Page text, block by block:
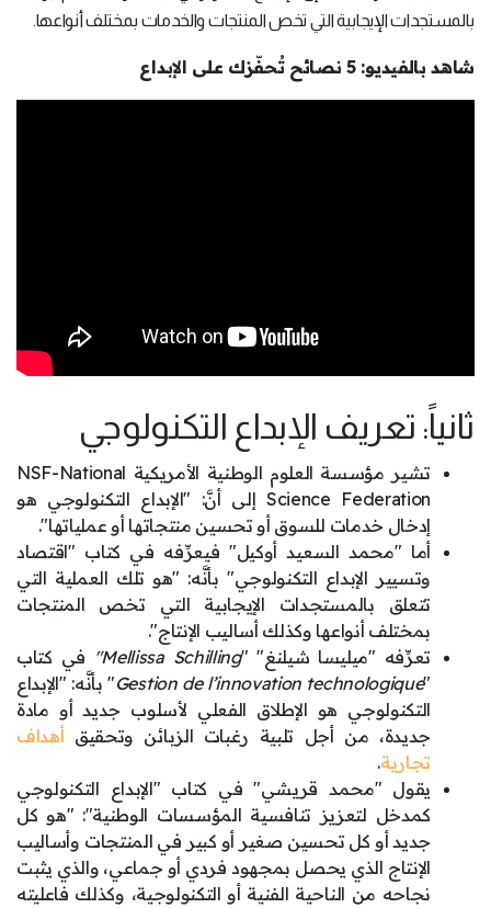
بالمستجدات الإيجابية التي تخص المنتجات والخدمات بمختلف أنواعها.
شاهد بالفيديو: 5 نصائح تُحفّزك على الإبداع
ثانياً: تعريف الإبداع التكنولوجي
تشير مؤسسة العلوم الوطنية الأمريكية NSF-National
Science Federation إلى أنَّ: "الإبداع التكنولوجي هو
إدخال خدمات للسوق أو تحسين منتجاتها أو عملياتها".
أما "محمد السعيد أوكيل" فيعرِّفه في كتاب "اقتصاد
وتسيير الإبداع التكنولوجي" بأنَّه: "هو تلك العملية التي
تتعلق بالمستجدات الإيجابية التي تخص المنتجات
بمختلف أنواعها وكذلك أساليب الإنتاج".
تعرِّفه "ميليسا شيلنغ" "Mellissa Schilling"
في كتاب
"
Gestion de l’innovation technologique" بأنَّه: "الإبداع
التكنولوجي هو الإطلاق الفعلي لأسلوب جديد أو مادة
جديدة، من أجل تلبية رغبات الزبائن وتحقيق أهداف
تجارية.
يقول "محمد قريشي" في كتاب "الإبداع التكنولوجي
كمدخل لتعزيز تنافسية المؤسسات الوطنية": "هو كل
جديد أو كل تحسين صغير أو كبير في المنتجات وأساليب
الإنتاج الذي يحصل بمجهود فردي أو جماعي، والذي يثبت
نجاحه من الناحية الفنية أو التكنولوجية، وكذلك فاعليته